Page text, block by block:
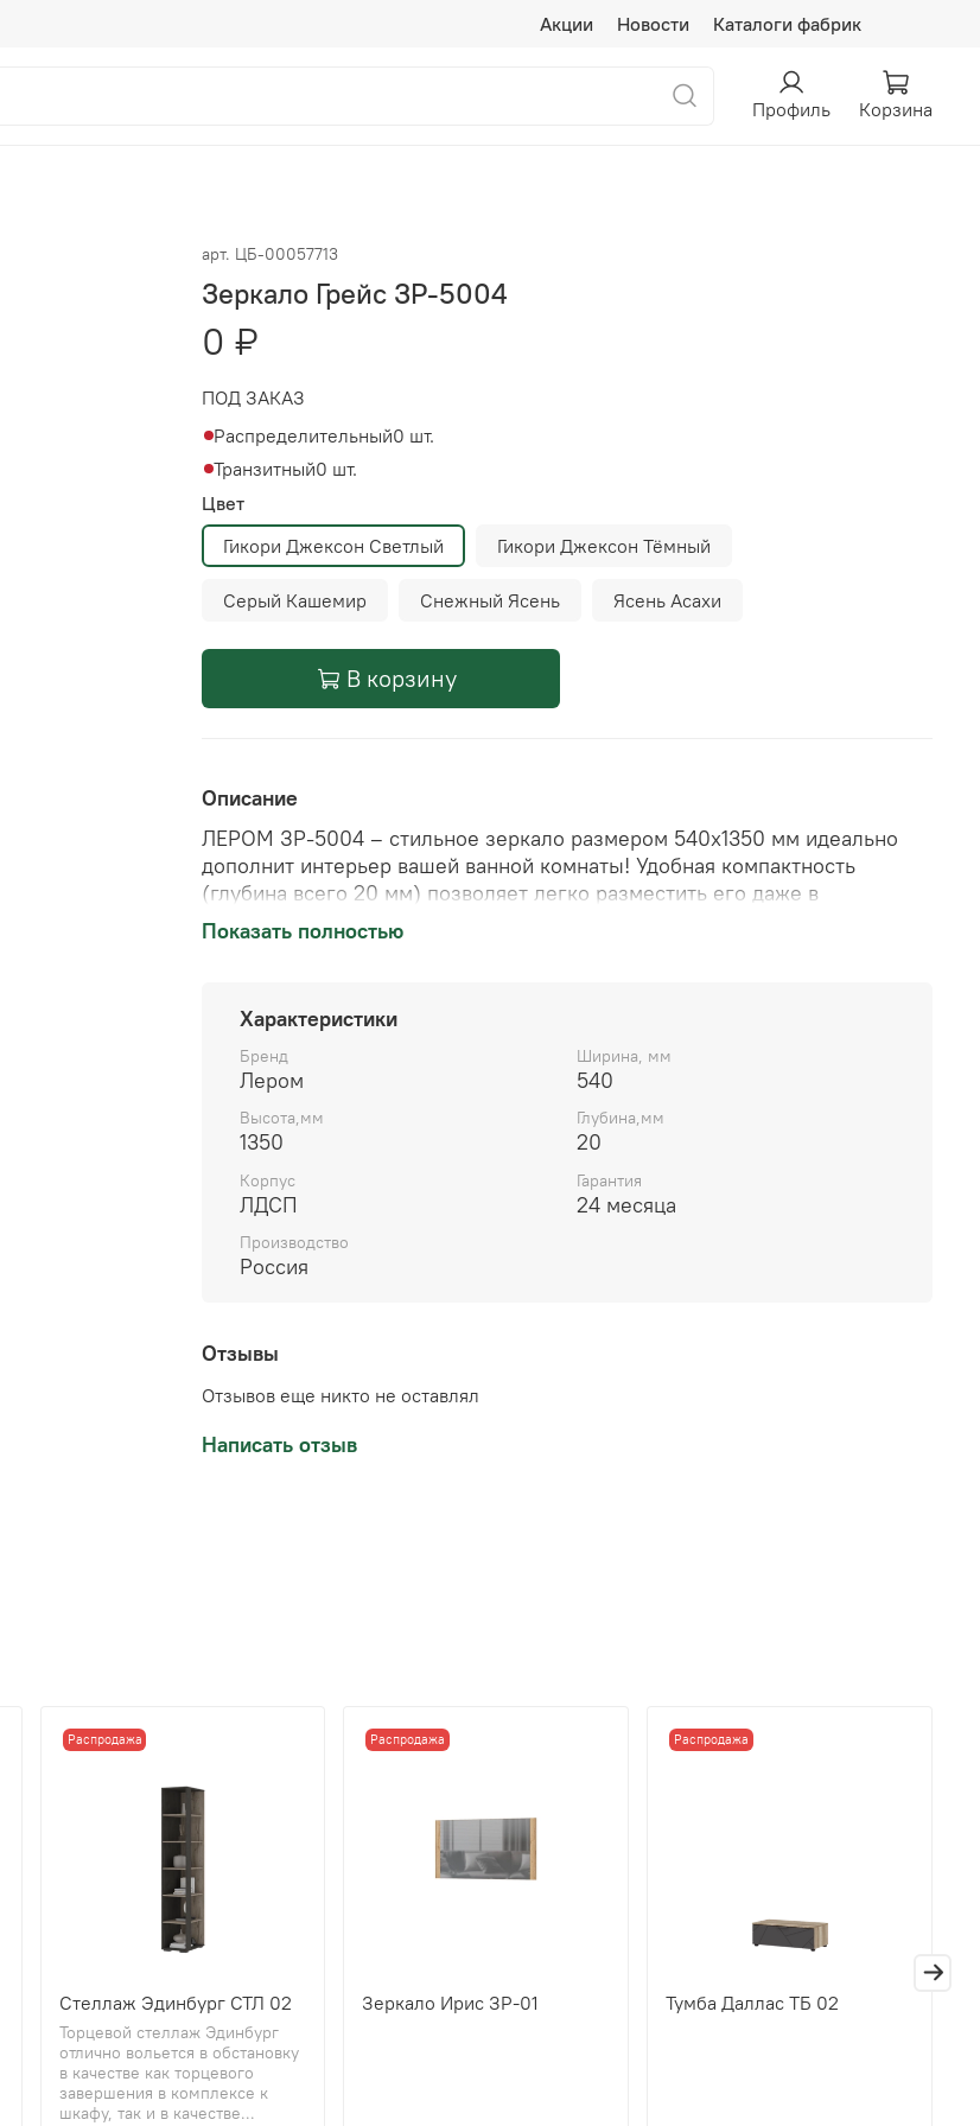
Акции Новости Каталоги фабрик
Профиль Корзина
арт. ЦБ-00057713
Зеркало Грейс ЗР-5004
0 ₽
ПОД ЗАКАЗ
Распределительный0 шт.
Транзитный0 шт.
Цвет
Гикори Джексон Светлый
Гикори Джексон Тёмный
Серый Кашемир Снежный Ясень Ясень Асахи
В корзину
Описание
ЛЕРОМ ЗР-5004 – стильное зеркало размером 540х1350 мм идеально
дополнит интерьер вашей ванной комнаты! Удобная компактность
(глубина всего 20 мм) позволяет легко разместить его даже в
малогабаритных помещениях. Корпусом служит качественный ЛДСП из
России, обеспечивающий долговечность изделия. Двухлетняя гарантия
Показать полностью
Характеристики
Бренд
Лером
Ширина, мм
540
Высота,мм
1350
Глубина,мм
20
Корпус
ЛДСП
Гарантия
24 месяца
Производство
Россия
Отзывы
Отзывов еще никто не оставлял
Написать отзыв
Распродажа
Стеллаж Эдинбург СТЛ 02
Торцевой стеллаж Эдинбург
отлично вольется в обстановку
в качестве как торцевого
завершения в комплексе к
шкафу, так и в качестве...
Распродажа
Зеркало Ирис ЗР-01
Распродажа
Тумба Даллас ТБ 02